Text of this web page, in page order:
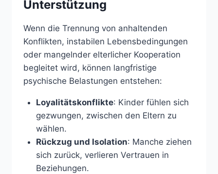
Unterstützung
Wenn die Trennung von anhaltenden
Konflikten, instabilen Lebensbedingungen
oder mangelnder elterlicher Kooperation
begleitet wird, können langfristige
psychische Belastungen entstehen:
Loyalitätskonflikte: Kinder fühlen sich
gezwungen, zwischen den Eltern zu
wählen.
Rückzug und Isolation: Manche ziehen
sich zurück, verlieren Vertrauen in
Beziehungen.